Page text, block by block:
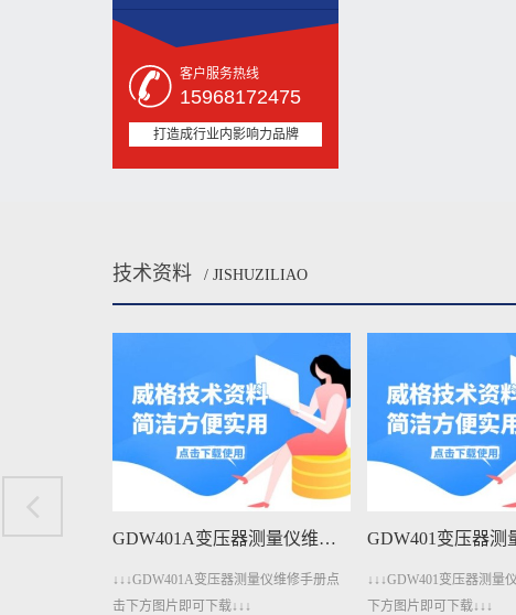
客户服务热线
15968172475
打造成行业内影响力品牌
技术资料 / JISHUZILIAO
GDW401A变压器测量仪维修手册下载
↓↓↓GDW401A变压器测量仪维修手册点
击下方图片即可下载↓↓↓
↓↓↓GDW401变压器测量
下方图片即可下载↓↓↓